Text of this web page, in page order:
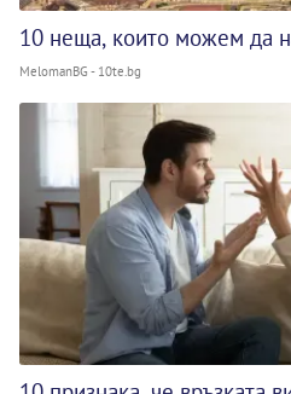
10 неща, които можем да
MelomanBG - 10te.bg